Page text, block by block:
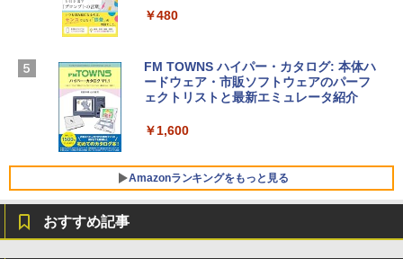
SSD インテル Core 5
￥129,800
Core i5/16GB/SSD 512GB/ホワイト) FM
VWK3E15W_AZ
Windows版 | Minecraft (マインクラフ
ト): Java & Bedrock Edition | オンライ
￥480
FM TOWNS ハイパー・カタログ: 本体ハ
ードウェア・市販ソフトウェアのパーフ
ェクトリストと最新エミュレータ紹介
￥1,600
Amazonランキングをもっと見る
おすすめ記事